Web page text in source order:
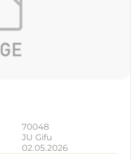
70048
JU Gifu
02.05.2026